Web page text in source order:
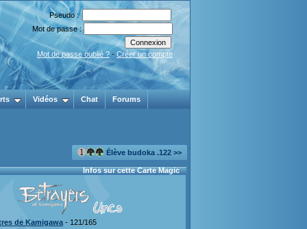
Pseudo :
Mot de passe :
Mot de passe oublié ? - Créer un compte
Vidéos Chat Forums
Élève budoka .122 >>
Infos sur cette Carte Magic
de Kamigawa - 121/165